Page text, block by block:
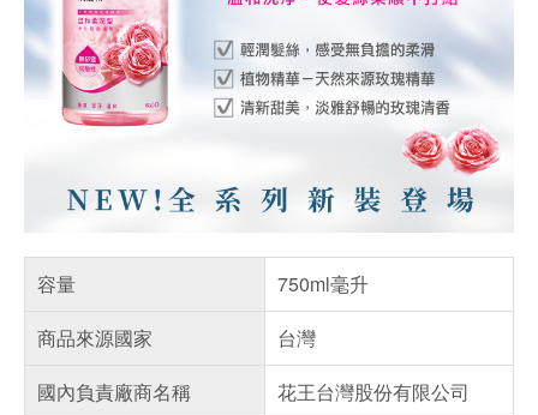
容量
750ml毫升
商品來源國家
台灣
國內負責廠商名稱
花王台灣股份有限公司